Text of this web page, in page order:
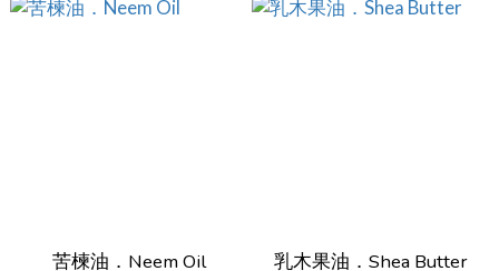
苦楝油．Neem Oil
乳木果油．Shea Butter